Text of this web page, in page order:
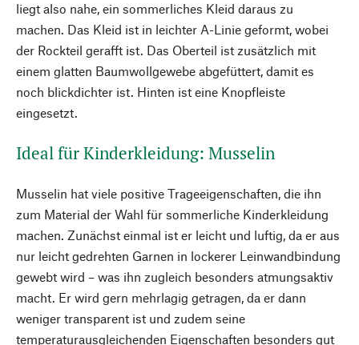
liegt also nahe, ein sommerliches Kleid daraus zu
machen. Das Kleid ist in leichter A-Linie geformt, wobei
der Rockteil gerafft ist. Das Oberteil ist zusätzlich mit
einem glatten Baumwollgewebe abgefüttert, damit es
noch blickdichter ist. Hinten ist eine Knopfleiste
eingesetzt.
Ideal für Kinderkleidung: Musselin
Musselin hat viele positive Trageeigenschaften, die ihn
zum Material der Wahl für sommerliche Kinderkleidung
machen. Zunächst einmal ist er leicht und luftig, da er aus
nur leicht gedrehten Garnen in lockerer Leinwandbindung
gewebt wird – was ihn zugleich besonders atmungsaktiv
macht. Er wird gern mehrlagig getragen, da er dann
weniger transparent ist und zudem seine
temperaturausgleichenden Eigenschaften besonders gut